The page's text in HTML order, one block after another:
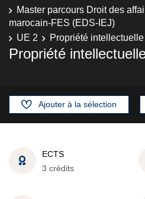
Master parcours Droit des
marocain-FES (EDS-IEJ)
UE 2
Propriété intellectuelle
Propriété
Ajouter à la sélection
ECTS
3 crédits